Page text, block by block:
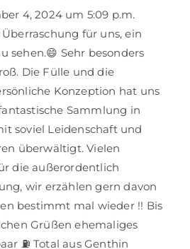
4, 2024 um 5:09 p.m.
für uns, ein
sehen.😄 Sehr besonders
Die Fülle und die
Konzeption hat uns
Sammlung in
soviel Leidenschaft und
überwältigt. Vielen
die außerordentlich
wir erzählen gern davon
bestimmt mal wieder !! Bis
Grüßen ehemaliges
⛽️ Total aus Genthin